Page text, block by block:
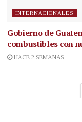
INTERNACIONALES
Gobierno de
combustibles con
HACE 2 SEMANAS